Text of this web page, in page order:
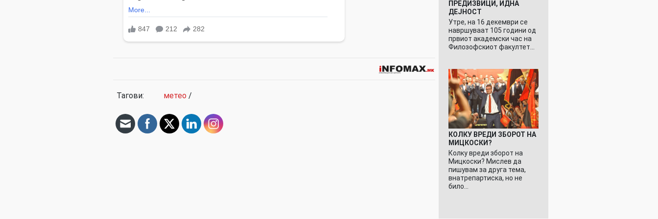
Тагови: метео /
ПРЕДИЗВИЦИ, ИДНА
ДЕЈНОСТ
Утре, на 16 декември се
навршуваат 105 години од
првиот академски час на
Филозофскиот факултет…
КОЛКУ ВРЕДИ ЗБОРОТ НА
МИЦКОСКИ?
Колку вреди зборот на
Мицкоски? Мислев да
пишувам за друга тема,
внатрепартиска, но не
било…